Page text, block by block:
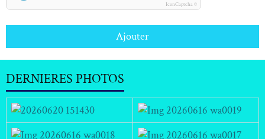
IconCaptcha ©
Ajouter
DERNIERES PHOTOS